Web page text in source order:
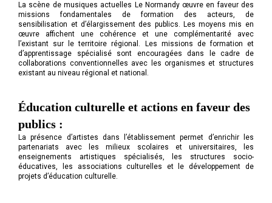
La scène de musiques actuelles Le Normandy œuvre en faveur des
missions fondamentales de formation des acteurs, de
sensibilisation et d’élargissement des publics. Les moyens mis en
œuvre affichent une cohérence et une complémentarité avec
l’existant sur le territoire régional. Les missions de formation et
d’apprentissage spécialisé sont encouragées dans le cadre de
collaborations conventionnelles avec les organismes et structures
existant au niveau régional et national.
Éducation culturelle et actions en faveur des
publics :
La présence d’artistes dans l’établissement permet d’enrichir les
partenariats avec les milieux scolaires et universitaires, les
enseignements artistiques spécialisés, les structures socio-
éducatives, les associations culturelles et le développement de
projets d’éducation culturelle.